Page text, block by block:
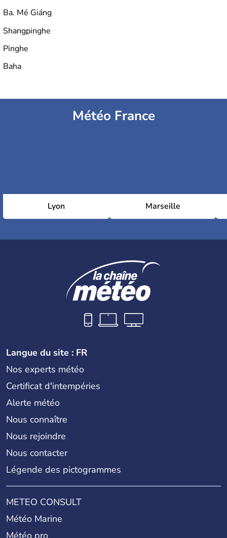
Ba. Mé Giáng
Shangpinghe
Pinghe
Baha
Météo France
Lyon Marseille
Langue du site : FR
Nos experts météo
Certificat d'intempéries
Alerte météo
Nous connaître
Nous rejoindre
Nous contacter
Légende des pictogrammes
METEO CONSULT
Météo Marine
Météo pro